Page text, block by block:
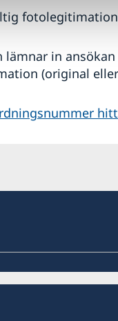
lämnar in
(original